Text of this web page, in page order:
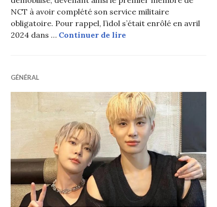
NCT à avoir complété son service militaire
obligatoire. Pour rappel, l’idol s’était enrôlé en avril
2024 dans … Continuer de lireTaeyong (NCT)
GÉNÉRAL